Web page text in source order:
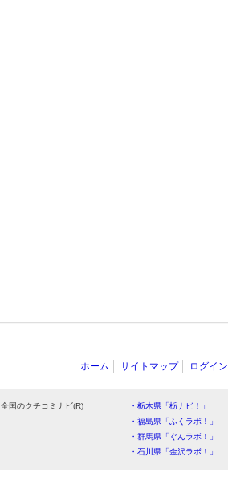
ホーム サイトマップ ログイン
全国のクチコミナビ(R) ・栃木県「栃ナビ！」
・福島県「ふくラボ！」
・群馬県「ぐんラボ！」
・石川県「金沢ラボ！」